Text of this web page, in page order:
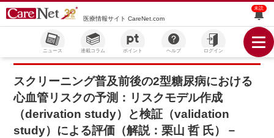
医療情報サイト CareNet.com
未読
ニュース 連載コラム ポイント ヘルプ ログイン
スクリーニング普及前後の2型糖尿病における
心血管リスクの予測：リスクモデル作成
（derivation study）と検証（validation
study）による評価（解説：栗山 哲 氏）－